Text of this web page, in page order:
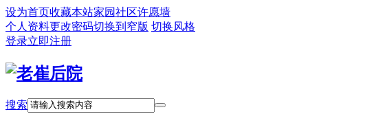
设为首页收藏本站家园社区许愿墙
个人资料更改密码切换到窄版 切换风格
登录立即注册
搜索